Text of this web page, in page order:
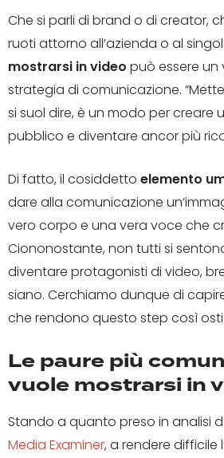
Che si parli di brand o di creator,
ruoti attorno all’azienda o al
mostrarsi in video può essere
strategia di comunicazione.
si suol dire, è un modo per creare
pubblico e diventare ancor più
Di fatto, il cosiddetto elemento
dare alla comunicazione
vero corpo e una vera voce che
Ciononostante, non tutti si
diventare protagonisti di video,
siano. Cerchiamo dunque di
che rendono questo step così
Le paure più
vuole mostrarsi in
Stando a quanto preso in analisi
Media Examiner, a rendere difficile